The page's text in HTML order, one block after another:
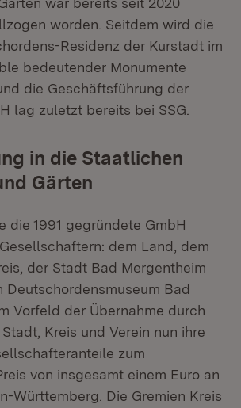
worden. Seitdem wird die
Residenz der Kurstadt im
bedeutender Monumente
die Geschäftsführung der
lag zuletzt bereits bei SSG.
in die Staatlichen
Gärten
die 1991 gegründete GmbH
dem Land, dem
der Stadt Bad Mergentheim
Deutschordensmuseum Bad
Vorfeld der Übernahme durch
Kreis und Verein nun ihre
zum
von insgesamt einem Euro an
Württemberg. Die Gremien Kreis